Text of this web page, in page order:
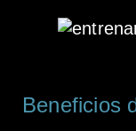
Beneficios